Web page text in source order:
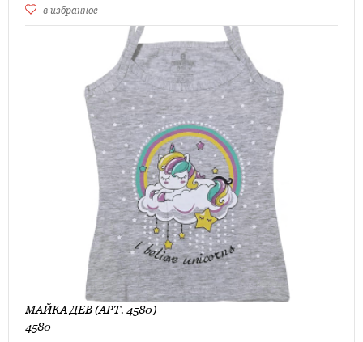
в избранное
МАЙКА ДЕВ (АРТ. 4580)
4580